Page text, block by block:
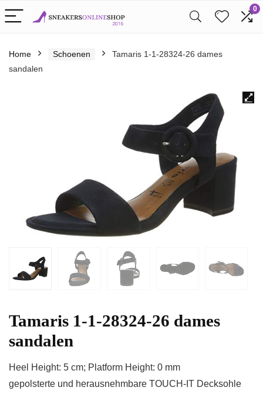
0
Home Schoenen
Tamaris 1-1-28324-26 dames
sandalen
Tamaris 1-1-28324-26 dames
sandalen
Heel Height: 5 cm; Platform Height: 0 mm
gepolsterte und herausnehmbare TOUCH-IT Decksohle